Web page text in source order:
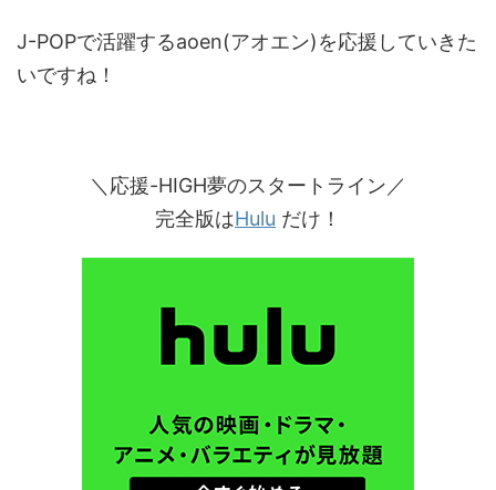
J-POPで活躍するaoen(アオエン)を応援していきた
いですね！
＼応援-HIGH夢のスタートライン／
完全版はHulu だけ！